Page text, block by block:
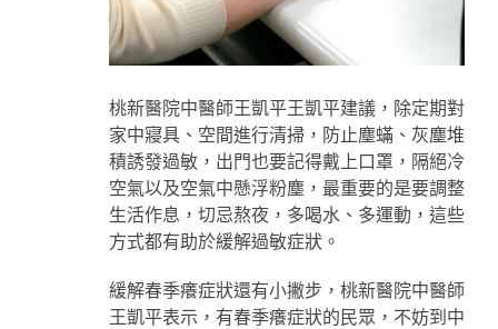
桃新醫院中醫師王凱平王凱平建議，除定期對
家中寢具、空間進行清掃，防止塵蟎、灰塵堆
積誘發過敏，出門也要記得戴上口罩，隔絕冷
空氣以及空氣中懸浮粉塵，最重要的是要調整
生活作息，切忌熬夜，多喝水、多運動，這些
方式都有助於緩解過敏症狀。
緩解春季癢症狀還有小撇步，桃新醫院中醫師
王凱平表示，有春季癢症狀的民眾，不妨到中